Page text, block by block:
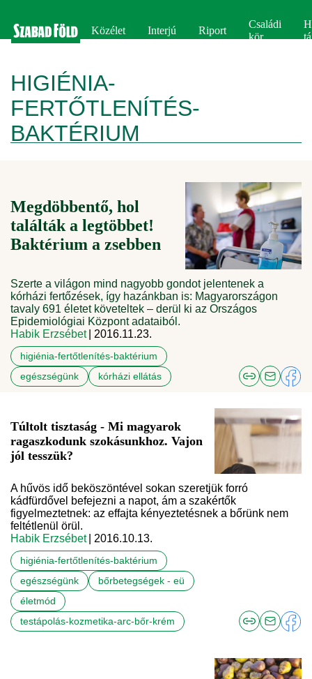
Közélet Interjú Riport
Családi
kör
HIGIÉNIA-
FERTŐTLENÍTÉS-
BAKTÉRIUM
Megdöbbentő, hol
találták a legtöbbet!
Baktérium a zsebben
Szerte a világon mind nagyobb gondot jelentenek a
kórházi fertőzések, így hazánkban is: Magyarországon
tavaly 691 életet követeltek – derül ki az Országos
Epidemiológiai Központ adataiból.
Habik Erzsébet
| 2016.11.23.
higiénia-fertőtlenítés-baktérium
egészségünk
kórházi ellátás
Túltolt tisztaság - Mi magyarok
ragaszkodunk szokásunkhoz. Vajon
jól tesszük?
A hűvös idő beköszöntével sokan szeretjük forró
kádfürdővel befejezni a napot, ám a szakértők
figyelmeztetnek: az effajta kényeztetésnek a bőrünk nem
feltétlenül örül.
Habik Erzsébet
| 2016.10.13.
higiénia-fertőtlenítés-baktérium
egészségünk
bőrbetegségek - eü
életmód
testápolás-kozmetika-arc-bőr-krém